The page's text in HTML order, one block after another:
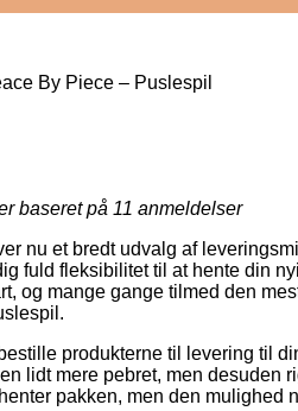
By Piece – Puslespil
baseret på 11 anmeldelser
nu et bredt udvalg af
fuld fleksibilitet til at hente din
og mange gange tilmed den
produkterne til levering til
lidt mere pebret, men
pakken, men den